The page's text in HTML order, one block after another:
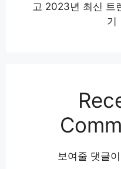
고 2023년 최신 트
기
보여줄 댓글